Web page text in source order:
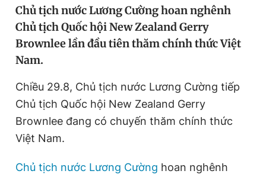
Tin thị trường Tin 360
Video
Sản phẩm khác
Tiện ích Bạn cần biết
Thông tin tòa soạn Liên hệ quảng cáo
Đăng xuất
Chủ tịch nước Lương Cường hoan nghênh
Chủ tịch Quốc hội New Zealand Gerry
Brownlee lần đầu tiên thăm chính thức Việt
Nam.
Chiều 29.8, Chủ tịch nước Lương Cường tiếp
Chủ tịch Quốc hội New Zealand Gerry
Brownlee đang có chuyến thăm chính thức
Việt Nam.
Chủ tịch nước Lương Cường hoan nghênh